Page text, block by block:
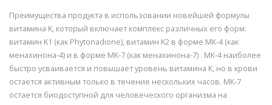
Преимущества продукта в использовании новейшей формулы
витамина K, который включает комплекс различных его форм:
витамин K1 (как Phytonadione), витамин K2 в форме МК-4 (как
менахинона-4) и в форме МК-7 (как менахинона-7) . МК-4 наиболее
быстро усваивается и повышает уровень витамина К, но в крови
остается активным только в течение нескольких часов. МК-7
остается биодоступной для человеческого организма на